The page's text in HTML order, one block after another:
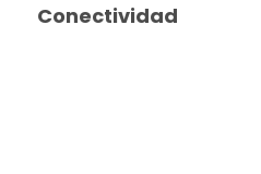
Conectividad